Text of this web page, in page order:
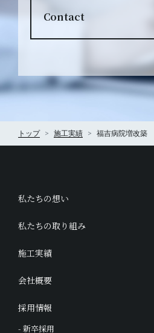
Contact
トップ 施工実績 福吉病院増改築
私たちの想い
私たちの取り組み
施工実績
会社概要
採用情報
- 新卒採用